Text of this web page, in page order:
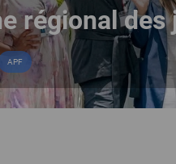
régional des
APF